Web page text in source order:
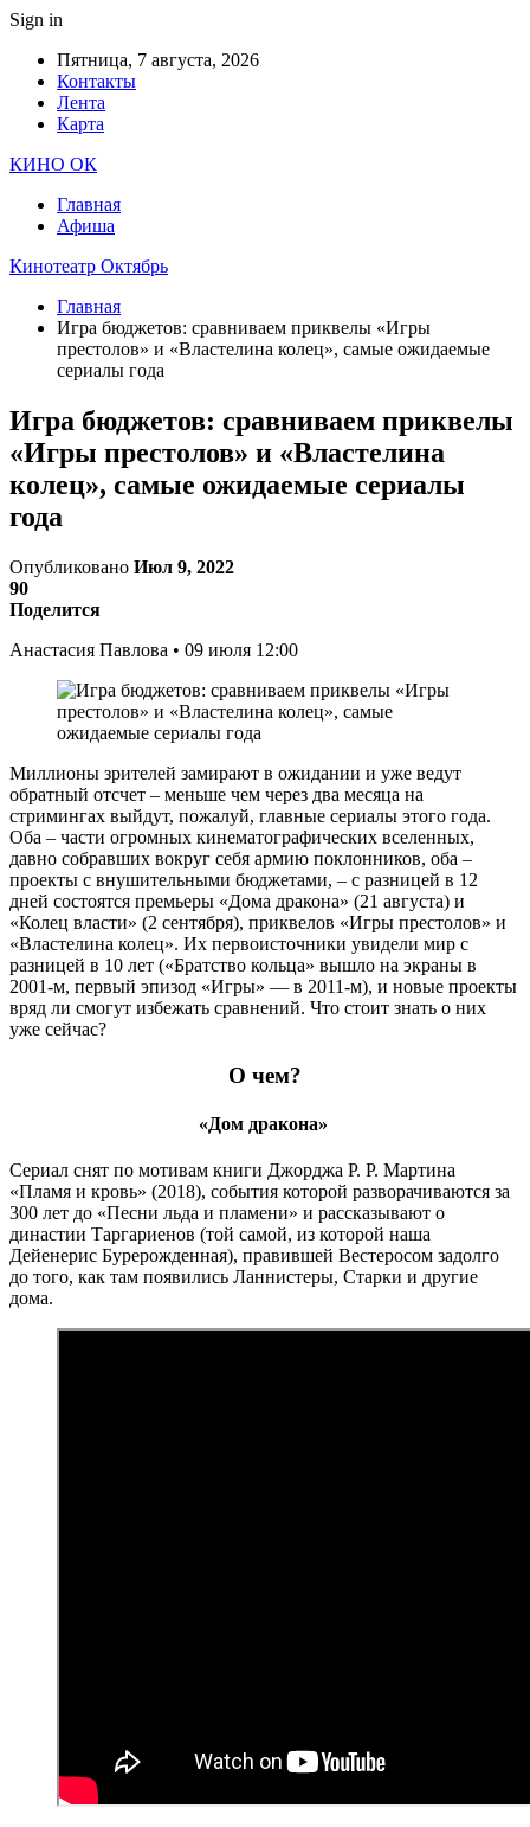
Sign in
Пятница, 7 августа, 2026
Контакты
Лента
Карта
КИНО ОК
Главная
Афиша
Кинотеатр Октябрь
Главная
Игра бюджетов: сравниваем приквелы «Игры
престолов» и «Властелина колец», самые ожидаемые
сериалы года
Игра бюджетов: сравниваем приквелы
«Игры престолов» и «Властелина
колец», самые ожидаемые сериалы
года
Опубликовано Июл 9, 2022
90
Поделится
Анастасия Павлова • 09 июля 12:00
Миллионы зрителей замирают в ожидании и уже ведут
обратный отсчет – меньше чем через два месяца на
стримингах выйдут, пожалуй, главные сериалы этого года.
Оба – части огромных кинематографических вселенных,
давно собравших вокруг себя армию поклонников, оба –
проекты с внушительными бюджетами, – с разницей в 12
дней состоятся премьеры «Дома дракона» (21 августа) и
«Колец власти» (2 сентября), приквелов «Игры престолов» и
«Властелина колец». Их первоисточники увидели мир с
разницей в 10 лет («Братство кольца» вышло на экраны в
2001-м, первый эпизод «Игры» — в 2011-м), и новые проекты
вряд ли смогут избежать сравнений. Что стоит знать о них
уже сейчас?
О чем?
«Дом дракона»
Сериал снят по мотивам книги Джорджа Р. Р. Мартина
«Пламя и кровь» (2018), события которой разворачиваются за
300 лет до «Песни льда и пламени» и рассказывают о
династии Таргариенов (той самой, из которой наша
Дейенерис Бурерожденная), правившей Вестеросом задолго
до того, как там появились Ланнистеры, Старки и другие
дома.